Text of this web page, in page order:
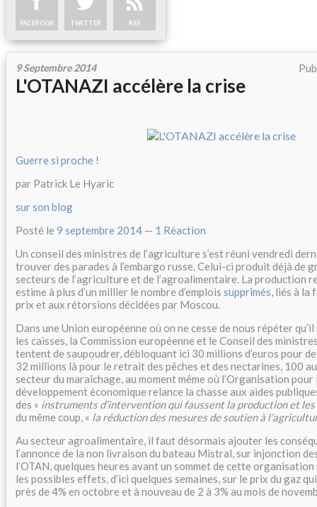
FACEBOOK TWITTER RSS
9 Septembre 2014
L'OTANAZI accélère la crise
Guerre si proche !
par Patrick Le Hyaric
sur son blog
Posté le 9 septembre 2014 — 1 Réaction
Un conseil des ministres de l’agriculture s’est réuni vendredi
trouver des parades à l’embargo russe. Celui-ci produit déjà de
secteurs de l’agriculture et de l’agroalimentaire. La production
estime à plus d’un millier le nombre d’emplois supprimés, liés à la
prix et aux rétorsions décidées par Moscou.
Dans une Union européenne où on ne cesse de nous répéter qu’il
les caisses, la Commission européenne et le Conseil des
tentent de saupoudrer, débloquant ici 30 millions d’euros pour
32 millions là pour le retrait des pêches et des nectarines, 100
secteur du maraîchage, au moment même où l’Organisation
développement économique relance la chasse aux aides
des « instruments d’intervention qui faussent la production et les
du même coup, « la réduction des mesures de soutien à
Au secteur agroalimentaire, il faut désormais ajouter les
l’annonce de la non livraison du bateau Mistral, sur injonction
l’OTAN, quelques heures avant un sommet de cette
les possibles effets, d’ici quelques semaines, sur le prix du gaz
près de 4% en octobre et à nouveau de 2 à 3% au mois de